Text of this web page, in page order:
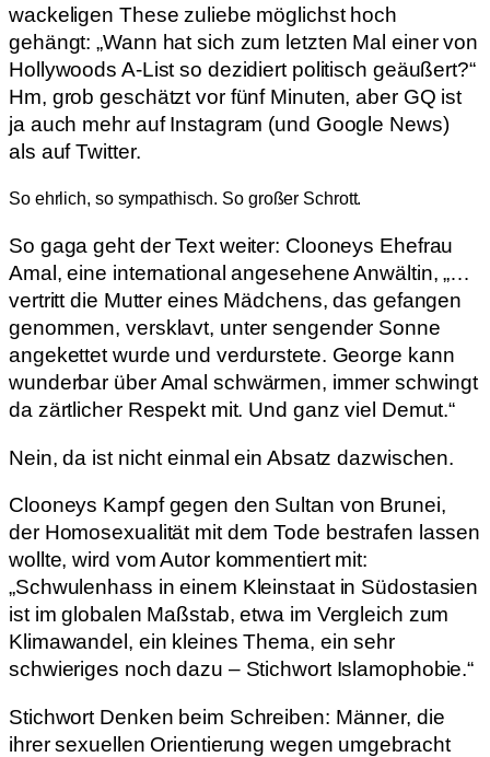
wackeligen These zuliebe möglichst hoch
gehängt: „Wann hat sich zum letzten Mal einer von
Hollywoods A-List so dezidiert politisch geäußert?“
Hm, grob geschätzt vor fünf Minuten, aber GQ ist
ja auch mehr auf Instagram (und Google News)
als auf Twitter.
So ehrlich, so sympathisch. So großer Schrott.
So gaga geht der Text weiter: Clooneys Ehefrau
Amal, eine international angesehene Anwältin, „…
vertritt die Mutter eines Mädchens, das gefangen
genommen, versklavt, unter sengender Sonne
angekettet wurde und verdurstete. George kann
wunderbar über Amal schwärmen, immer schwingt
da zärtlicher Respekt mit. Und ganz viel Demut.“
Nein, da ist nicht einmal ein Absatz dazwischen.
Clooneys Kampf gegen den Sultan von Brunei,
der Homosexualität mit dem Tode bestrafen lassen
wollte, wird vom Autor kommentiert mit:
„Schwulenhass in einem Kleinstaat in Südostasien
ist im globalen Maßstab, etwa im Vergleich zum
Klimawandel, ein kleines Thema, ein sehr
schwieriges noch dazu – Stichwort Islamophobie.“
Stichwort Denken beim Schreiben: Männer, die
ihrer sexuellen Orientierung wegen umgebracht